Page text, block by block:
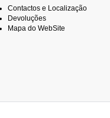
Contactos e Localização
Devoluções
Mapa do WebSite